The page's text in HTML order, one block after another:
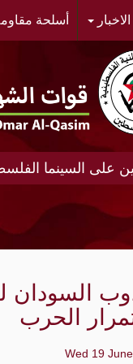
الاخبار أسلحة
على السينما
على السينما
خان الشيح
ومنظمة الجيل
عدوان
السودان
الحرب
Wed 19